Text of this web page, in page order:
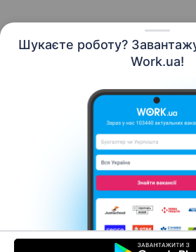
Шукаєте роботу?
Work.ua!
Контакти Про нас
Допомога